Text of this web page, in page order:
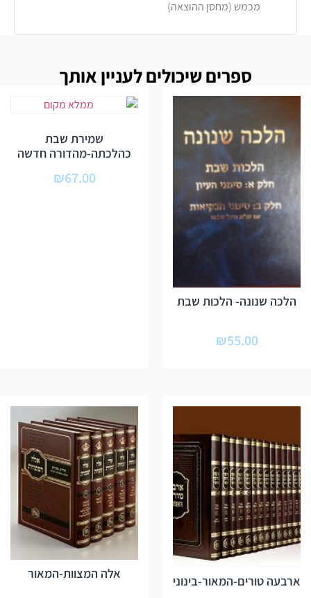
מכמש (מחסן ההוצאה)
ספרים שיכולים לעניין אותך
הלכה שנונה- הלכות שבת
₪55.00
שמירת שבת
כהלכתה-מהדורה חדשה
₪67.00
ארבעה טורים-המאור-בינוני אלה המצוות-המאור